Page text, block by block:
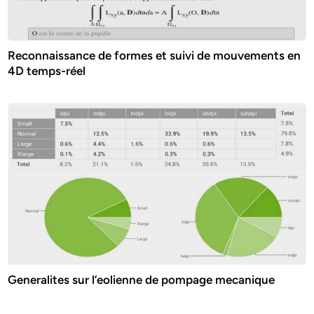
Reconnaissance de formes et suivi de mouvements en
4D temps-réel
Generalites sur l’eolienne de pompage mecanique